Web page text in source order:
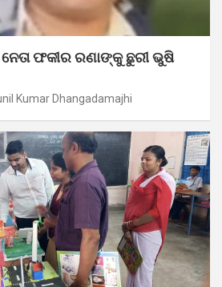
ଫକୀର ରଣାଙ୍କୁ ଛୁରୀ ଭୁଷି
Kumar Dhangadamajhi